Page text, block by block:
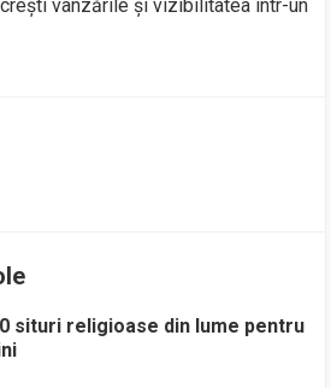
vânzările și vizibilitatea într-un
situri religioase din lume pentru